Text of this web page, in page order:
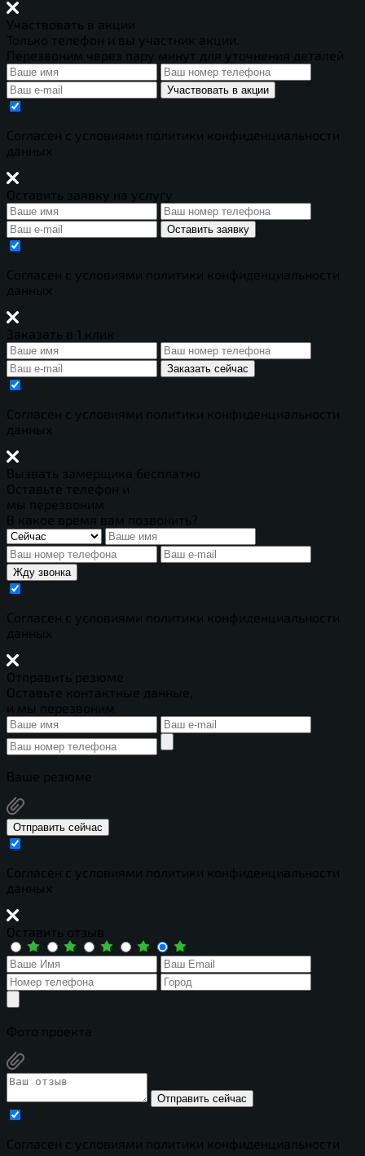
Участвовать в акции
Только телефон и вы участник акции.
Перезвоним через пару минут для уточнения деталей
Участвовать в акции
Cогласен с условиями политики конфиденциальности
данных
Оставить заявку на услугу
Оставить заявку
Cогласен с условиями политики конфиденциальности
данных
Заказать в 1 клик
Заказать сейчас
Cогласен с условиями политики конфиденциальности
данных
Вызвать замерщика бесплатно
Оставьте телефон и
мы перезвоним
В какое время вам позвонить?
Жду звонка
Cогласен с условиями политики конфиденциальности
данных
Отправить резюме
Оставьте контактные данные,
и мы перезвоним
Ваше резюме
Отправить сейчас
Cогласен с условиями политики конфиденциальности
данных
Оставить отзыв
Фото проекта
Отправить сейчас
Cогласен с условиями политики конфиденциальности